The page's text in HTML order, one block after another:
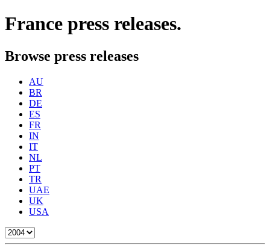
France press releases.
Browse press releases
AU
BR
DE
ES
FR
IN
IT
NL
PT
TR
UAE
UK
USA